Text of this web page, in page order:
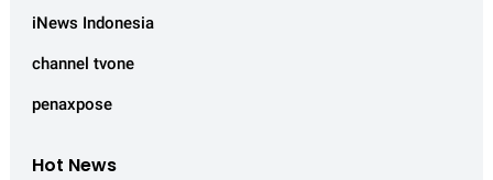
iNews Indonesia
channel tvone
penaxpose
Hot News